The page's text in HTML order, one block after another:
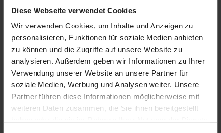
Diese Webseite verwendet Cookies
Wir verwenden Cookies, um Inhalte und Anzeigen zu
personalisieren, Funktionen für soziale Medien anbieten
zu können und die Zugriffe auf unsere Website zu
analysieren. Außerdem geben wir Informationen zu Ihrer
Verwendung unserer Website an unsere Partner für
soziale Medien, Werbung und Analysen weiter. Unsere
Partner führen diese Informationen möglicherweise mit
weiteren Daten zusammen, die Sie ihnen bereitgestellt